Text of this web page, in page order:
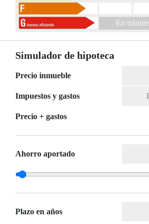
En trámite
Simulador de hipoteca
Precio inmueble
Impuestos y gastos
Precio + gastos
Ahorro aportado
Plazo en años